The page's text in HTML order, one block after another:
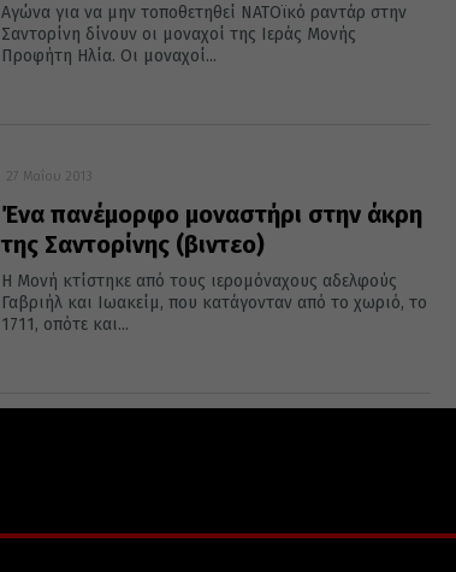
Αγώνα για να μην τοποθετηθεί ΝΑΤΟϊκό ραντάρ στην
Σαντορίνη δίνουν οι μοναχοί της Ιεράς Μονής
Προφήτη Ηλία. Οι μοναχοί...
27 Μαΐου 2013
Ένα πανέμορφο μοναστήρι στην άκρη
της Σαντορίνης (βιντεο)
Η Μονή κτίστηκε από τους ιερομόναχους αδελφούς
Γαβριήλ και Ιωακείμ, που κατάγονταν από το χωριό, το
1711, οπότε και...